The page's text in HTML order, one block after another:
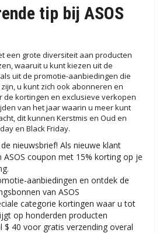
tip bij ASOS
een grote diversiteit aan producten
waaruit u kunt kiezen uit de
uit de promotie-aanbiedingen die
u kunt zich ook abonneren en
de kortingen en exclusieve verkopen
van het jaar waarin u meer kunt
dit kunnen Kerstmis en Oud en
en Black Friday.
nieuwsbrief! Als nieuwe klant
ASOS coupon met 15% korting op je
aanbiedingen en ontdek de
van ASOS
categorie kortingen waar u tot
op honderden producten
$ 40 voor gratis verzending overal